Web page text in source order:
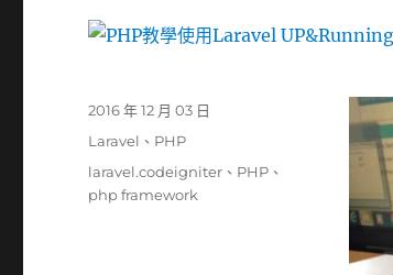
發
期:
2016 年 12 月 03 日
分
類
Laravel 、 PHP
標
籤
laravel.codeigniter 、 PHP 、
php framework